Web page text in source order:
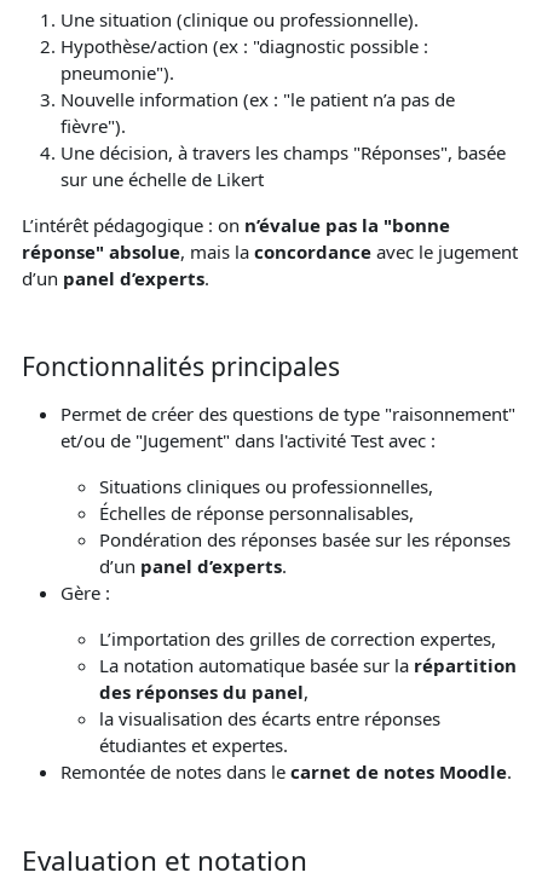
Une situation (clinique ou professionnelle).
Hypothèse/action (ex : "diagnostic possible :
pneumonie").
Nouvelle information (ex : "le patient n’a pas de
fièvre").
Une décision, à travers les champs "Réponses", basée
sur une échelle de Likert
L’intérêt pédagogique : on n’évalue pas la "bonne
réponse" absolue, mais la concordance avec le jugement
d’un panel d’experts.
Fonctionnalités principales
Permet de créer des questions de type "raisonnement"
et/ou de "Jugement" dans l'activité Test avec :
Situations cliniques ou professionnelles,
Échelles de réponse personnalisables,
Pondération des réponses basée sur les réponses
d’un panel d’experts.
Gère :
L’importation des grilles de correction expertes,
La notation automatique basée sur la répartition
des réponses du panel,
la visualisation des écarts entre réponses
étudiantes et expertes.
Remontée de notes dans le carnet de notes Moodle.
Evaluation et notation